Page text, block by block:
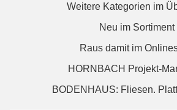
Weitere Kategorien im
Neu im Sortiment
Raus damit im
HORNBACH Projekt-
BODENHAUS: Fliesen.